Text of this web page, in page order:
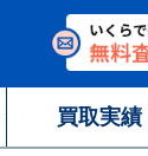
買取実績